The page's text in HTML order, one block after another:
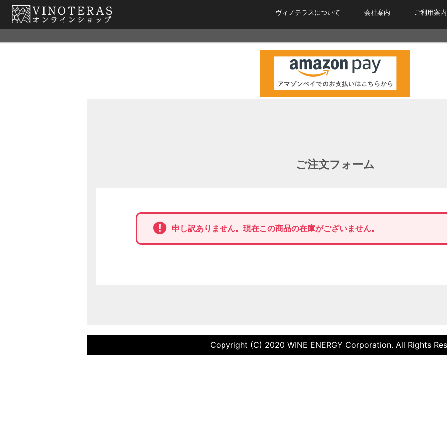
ヴィノテラスについて 会社案内 ご利用案内
ご注文フォーム
申し訳ありません。現在この商品の在庫がございません。
Copyright (C) 2020 WINE ENERGY Corporation. All Rights